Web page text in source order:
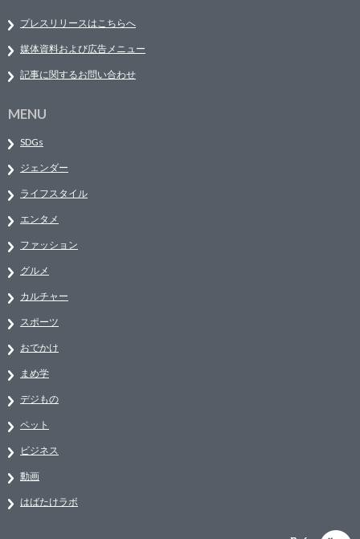
プレスリリースはこちらへ
媒体資料および広告メニュー
記事に関するお問い合わせ
MENU
SDGs
ジェンダー
ライフスタイル
エンタメ
ファッション
グルメ
カルチャー
スポーツ
おでかけ
まめ学
デジもの
ペット
ビジネス
動画
はばたけラボ